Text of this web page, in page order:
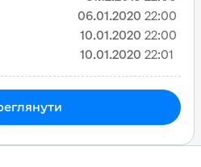
06.01.2020 22:00
10.01.2020 22:00
10.01.2020 22:01